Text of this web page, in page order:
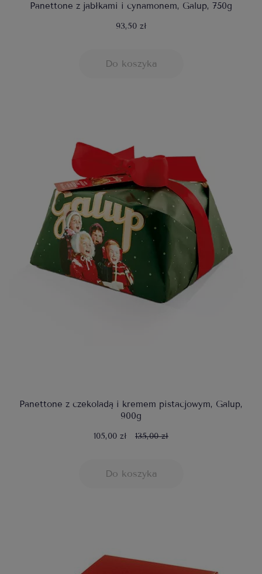
Panettone z jabłkami i cynamonem, Galup, 750g
93,50 zł
Do koszyka
Panettone z czekoladą i kremem pistacjowym, Galup,
900g
105,00 zł 135,00 zł
Do koszyka